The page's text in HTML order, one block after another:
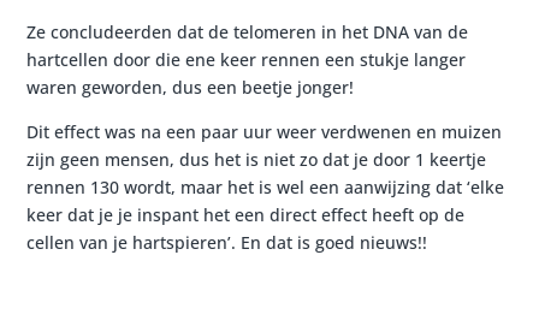
Ze concludeerden dat de telomeren in het DNA van de
hartcellen door die ene keer rennen een stukje langer
waren geworden, dus een beetje jonger!
Dit effect was na een paar uur weer verdwenen en muizen
zijn geen mensen, dus het is niet zo dat je door 1 keertje
rennen 130 wordt, maar het is wel een aanwijzing dat ‘elke
keer dat je je inspant het een direct effect heeft op de
cellen van je hartspieren’. En dat is goed nieuws!!